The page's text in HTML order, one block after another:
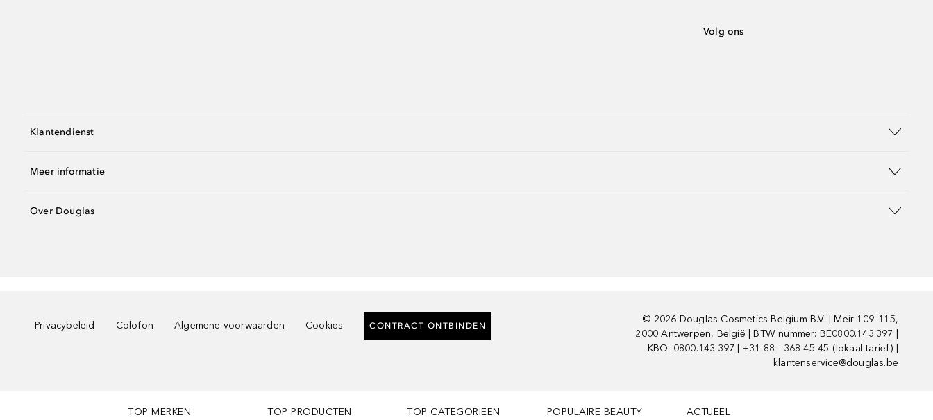
Volg ons
Klantendienst
Meer informatie
Over Douglas
Privacybeleid Colofon Algemene voorwaarden Cookies CONTRACT ONTBINDEN
© 2026 Douglas Cosmetics Belgium B.V. | Meir 109–115,
2000 Antwerpen, België | BTW nummer: BE0800.143.397 |
KBO: 0800.143.397 | +31 88 - 368 45 45 (lokaal tarief) |
klantenservice@douglas.be
TOP MERKEN TOP PRODUCTEN TOP CATEGORIEËN
POPULAIRE BEAUTY
ACTUEEL